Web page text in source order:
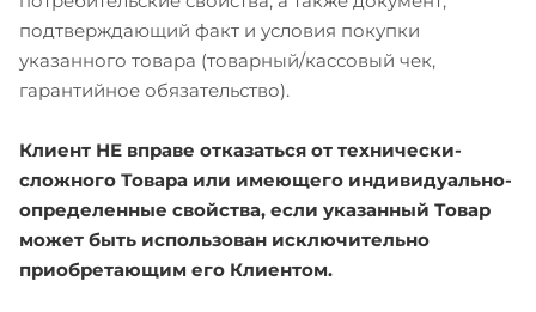
подтверждающий факт и условия покупки
указанного товара (товарный/кассовый чек,
гарантийное обязательство).
Клиент НЕ вправе отказаться от технически-
сложного Товара или имеющего индивидуально-
определенные свойства, если указанный Товар
может быть использован исключительно
приобретающим его Клиентом.